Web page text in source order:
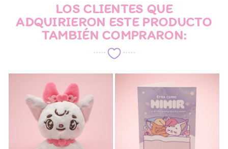
LOS CLIENTES QUE
ADQUIRIERON ESTE PRODUCTO
TAMBIÉN COMPRARON: